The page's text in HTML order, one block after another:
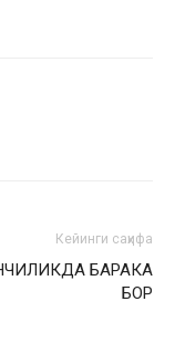
Кейинги саҳифа
БАРАКА
БОР